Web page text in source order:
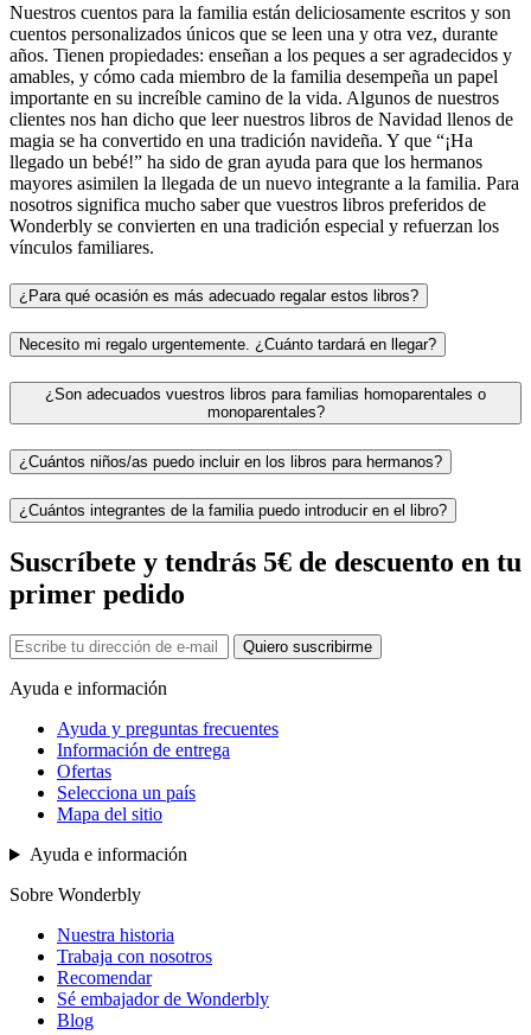
Nuestros cuentos para la familia están deliciosamente escritos y son
cuentos personalizados únicos que se leen una y otra vez, durante
años. Tienen propiedades: enseñan a los peques a ser agradecidos y
amables, y cómo cada miembro de la familia desempeña un papel
importante en su increíble camino de la vida. Algunos de nuestros
clientes nos han dicho que leer nuestros libros de Navidad llenos de
magia se ha convertido en una tradición navideña. Y que “¡Ha
llegado un bebé!” ha sido de gran ayuda para que los hermanos
mayores asimilen la llegada de un nuevo integrante a la familia. Para
nosotros significa mucho saber que vuestros libros preferidos de
Wonderbly se convierten en una tradición especial y refuerzan los
vínculos familiares.
¿Para qué ocasión es más adecuado regalar estos libros?
Necesito mi regalo urgentemente. ¿Cuánto tardará en llegar?
¿Son adecuados vuestros libros para familias homoparentales o
monoparentales?
¿Cuántos niños/as puedo incluir en los libros para hermanos?
¿Cuántos integrantes de la familia puedo introducir en el libro?
Suscríbete y tendrás 5€ de descuento en tu
primer pedido
Quiero suscribirme
Ayuda e información
Ayuda y preguntas frecuentes
Información de entrega
Ofertas
Selecciona un país
Mapa del sitio
Ayuda e información
Sobre Wonderbly
Nuestra historia
Trabaja con nosotros
Recomendar
Sé embajador de Wonderbly
Blog